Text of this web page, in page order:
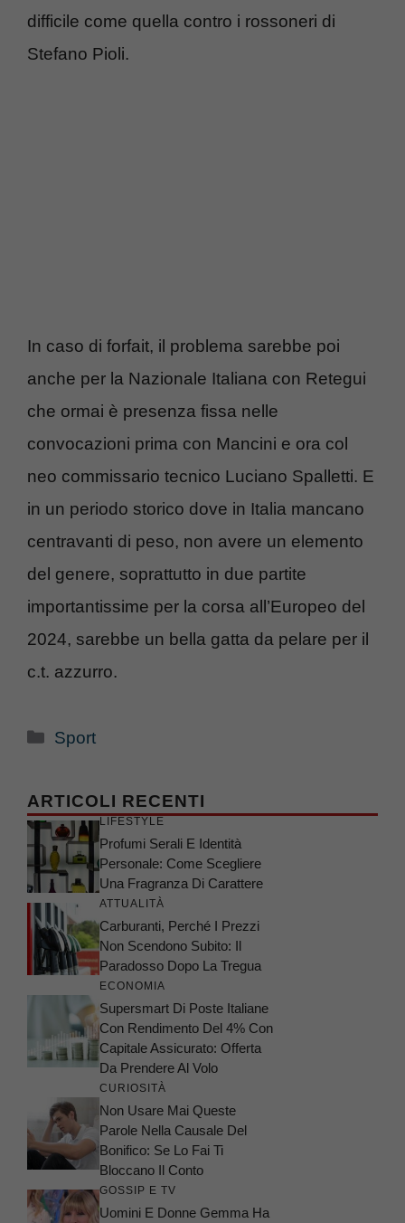
difficile come quella contro i rossoneri di
Stefano Pioli.
In caso di forfait, il problema sarebbe poi
anche per la Nazionale Italiana con Retegui
che ormai è presenza fissa nelle
convocazioni prima con Mancini e ora col
neo commissario tecnico Luciano Spalletti. E
in un periodo storico dove in Italia mancano
centravanti di peso, non avere un elemento
del genere, soprattutto in due partite
importantissime per la corsa all’Europeo del
2024, sarebbe un bella gatta da pelare per il
c.t. azzurro.
Categorie
Sport
ARTICOLI RECENTI
LIFESTYLE
Profumi Serali E Identità
Personale: Come Scegliere
Una Fragranza Di Carattere
ATTUALITÀ
Carburanti, Perché I Prezzi
Non Scendono Subito: Il
Paradosso Dopo La Tregua
ECONOMIA
Supersmart Di Poste Italiane
Con Rendimento Del 4% Con
Capitale Assicurato: Offerta
Da Prendere Al Volo
CURIOSITÀ
Non Usare Mai Queste
Parole Nella Causale Del
Bonifico: Se Lo Fai Ti
Bloccano Il Conto
GOSSIP E TV
Uomini E Donne Gemma Ha